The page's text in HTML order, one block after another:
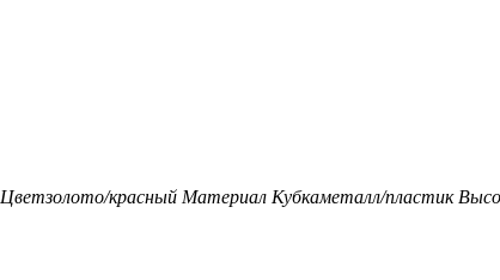
Цветзолото/красный Материал Кубкаметалл/пластик